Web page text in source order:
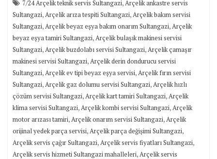
7/24 Arçelik teknik servis Sultangazi, Arçelik ankastre servis
Sultangazi, Arçelik arıza tespiti Sultangazi, Arçelik bakım servisi
Sultangazi, Arçelik beyaz eşya bakım onarım Sultangazi, Arçelik
beyaz eşya tamiri Sultangazi, Arçelik bulaşık makinesi servisi
Sultangazi, Arçelik buzdolabı servisi Sultangazi, Arçelik çamaşır
makinesi servisi Sultangazi, Arçelik derin dondurucu servisi
Sultangazi, Arçelik ev tipi beyaz eşya servisi, Arçelik fırın servisi
Sultangazi, Arçelik gaz dolumu servisi Sultangazi, Arçelik hızlı
çözüm servisi Sultangazi, Arçelik kart tamiri Sultangazi, Arçelik
klima servisi Sultangazi, Arçelik kombi servisi Sultangazi, Arçelik
motor arızası tamiri, Arçelik onarım servisi Sultangazi, Arçelik
orijinal yedek parça servisi, Arçelik parça değişimi Sultangazi,
Arçelik servis çağır Sultangazi, Arçelik servis fiyatları Sultangazi,
Arçelik servis hizmeti Sultangazi mahalleleri, Arçelik servis